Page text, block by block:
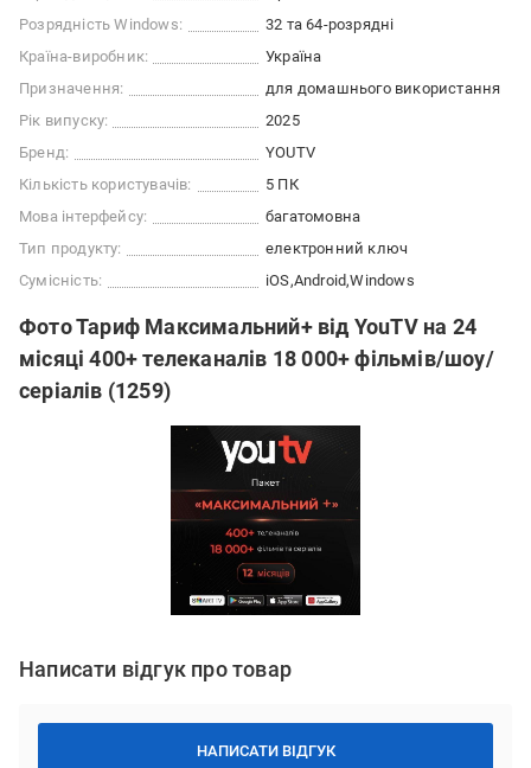
Розрядність Windows:
32 та 64-розрядні
Країна-виробник:
Україна
Призначення:
для домашнього використання
Рік випуску:
2025
Бренд:
YOUTV
Кількість користувачів:
5 ПК
Мова інтерфейсу:
багатомовна
Тип продукту:
електронний ключ
Сумісність:
iOS Android Windows
Фото Тариф Максимальний+ від YouTV на 24
місяці 400+ телеканалів 18 000+ фільмів/шоу/
серіалів (1259)
Написати відгук про товар
НАПИСАТИ ВІДГУК